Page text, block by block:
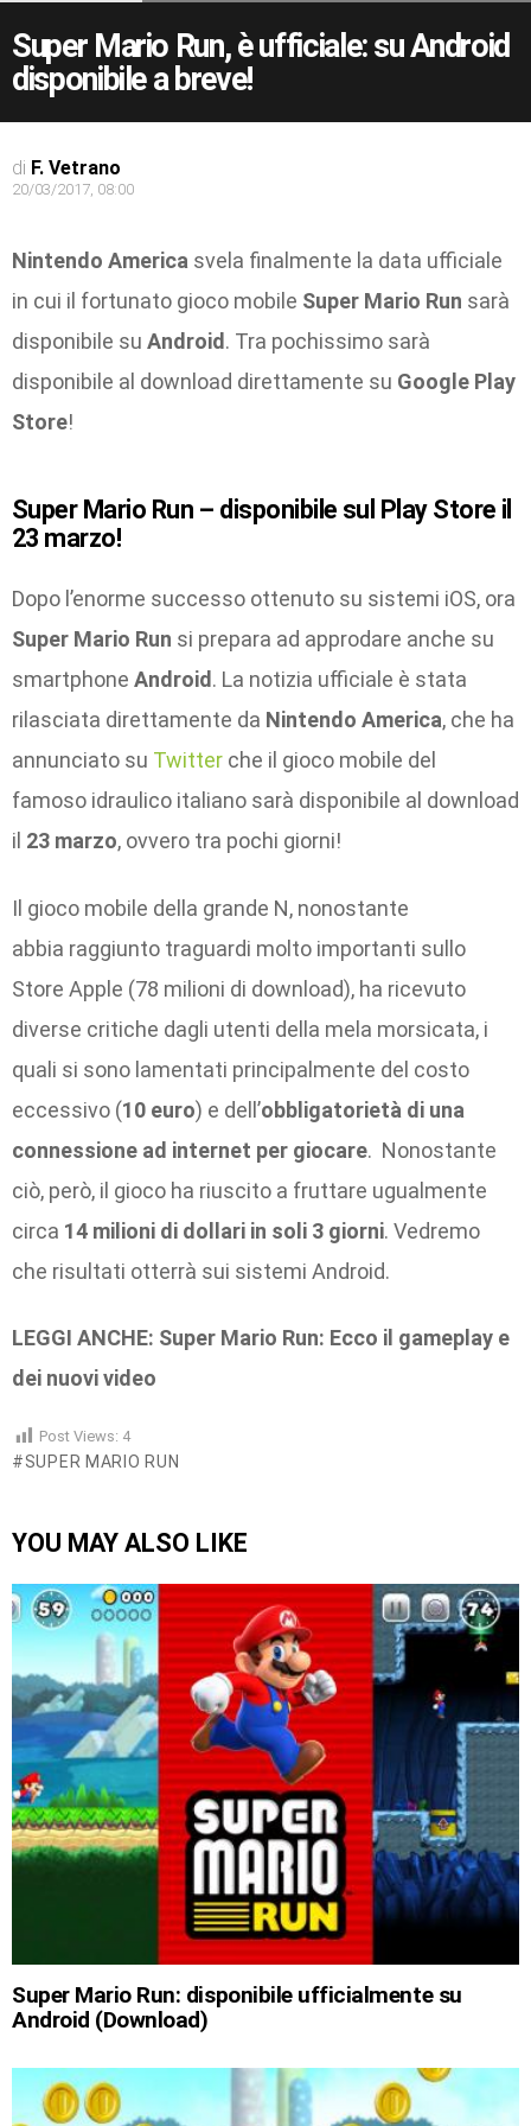
Super Mario Run, è ufficiale: su Android
disponibile a breve!
di F. Vetrano
20/03/2017, 08:00
Nintendo America svela finalmente la data ufficiale
in cui il fortunato gioco mobile Super Mario Run sarà
disponibile su Android. Tra pochissimo sarà
disponibile al download direttamente su Google Play
Store!
Super Mario Run – disponibile sul Play Store il
23 marzo!
Dopo l’enorme successo ottenuto su sistemi iOS, ora
Super Mario Run si prepara ad approdare anche su
smartphone Android. La notizia ufficiale è stata
rilasciata direttamente da Nintendo America, che ha
annunciato su Twitter che il gioco mobile del
famoso idraulico italiano sarà disponibile al download
il 23 marzo, ovvero tra pochi giorni!
Il gioco mobile della grande N, nonostante
abbia raggiunto traguardi molto importanti sullo
Store Apple (78 milioni di download), ha ricevuto
diverse critiche dagli utenti della mela morsicata, i
quali si sono lamentati principalmente del costo
eccessivo (10 euro) e dell’obbligatorietà di una
connessione ad internet per giocare. Nonostante
ciò, però, il gioco ha riuscito a fruttare ugualmente
circa 14 milioni di dollari in soli 3 giorni. Vedremo
che risultati otterrà sui sistemi Android.
LEGGI ANCHE: Super Mario Run: Ecco il gameplay e
dei nuovi video
Post Views: 4
SUPER MARIO RUN
YOU MAY ALSO LIKE
Super Mario Run: disponibile ufficialmente su
Android (Download)